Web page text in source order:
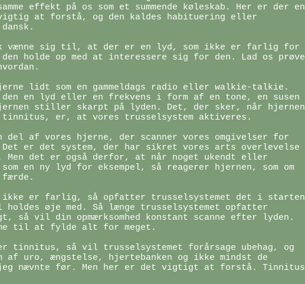
effekt på os som et summende køleskab. Her er der en
vigtig at forstå, og den kaldes habituering eller
vænne sig til, at der er en lyd, som ikke er farlig for
holde op med at interessere sig for den. Lad os prøve
lidt som en gammeldags radio eller walkie-talkie.
den en lyd eller en frekvens i form af en tone, en susen
stiller skarpt på lyden. Det, der sker, når hjernen
tinnitus, er, at vores trusselsystem aktiveres.
del af vores hjerne, der scanner vores omgivelser for
er det system, der har sikret vores arts overlevelse
Men det er også derfor, at når noget ukendt eller
en ny lyd for eksempel, så reagerer hjernen, som om
ikke er farlig, så opfatter trusselsystemet det i starten
holdes øje med. Så længe trusselsystemet opfatter
så vil din opmærksomhed konstant scanne efter lyden.
til at fylde alt for meget.
tinnitus, så vil trusselsystemet forårsage ubehag, og
af uro, ængstelse, hjertebanken og ikke mindst de
nævnte før. Men her er det vigtigt at forstå. Tinnitus